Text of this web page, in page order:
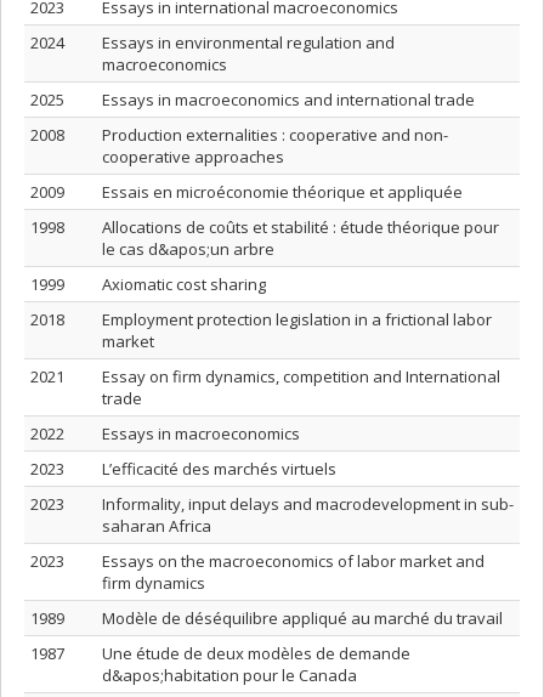
2023
Essays in international macroeconomics
2024
Essays in environmental regulation and
macroeconomics
2025
Essays in macroeconomics and international trade
2008
Production externalities : cooperative and non-
cooperative approaches
2009
Essais en microéconomie théorique et appliquée
1998
Allocations de coûts et stabilité : étude théorique pour
le cas d&apos;un arbre
1999
Axiomatic cost sharing
2018
Employment protection legislation in a frictional labor
market
2021
Essay on firm dynamics, competition and International
trade
2022
Essays in macroeconomics
2023
L’efficacité des marchés virtuels
2023
Informality, input delays and macrodevelopment in sub-
saharan Africa
2023
Essays on the macroeconomics of labor market and
firm dynamics
1989
Modèle de déséquilibre appliqué au marché du travail
1987
Une étude de deux modèles de demande
d&apos;habitation pour le Canada